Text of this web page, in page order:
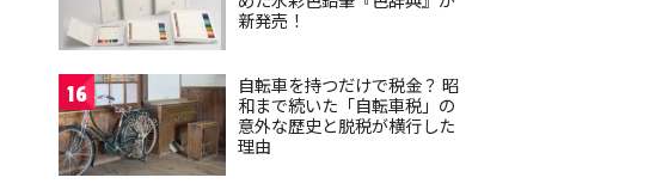
新発売！
16
自転車を持つだけで税金？ 昭
和まで続いた「自転車税」の
意外な歴史と脱税が横行した
理由